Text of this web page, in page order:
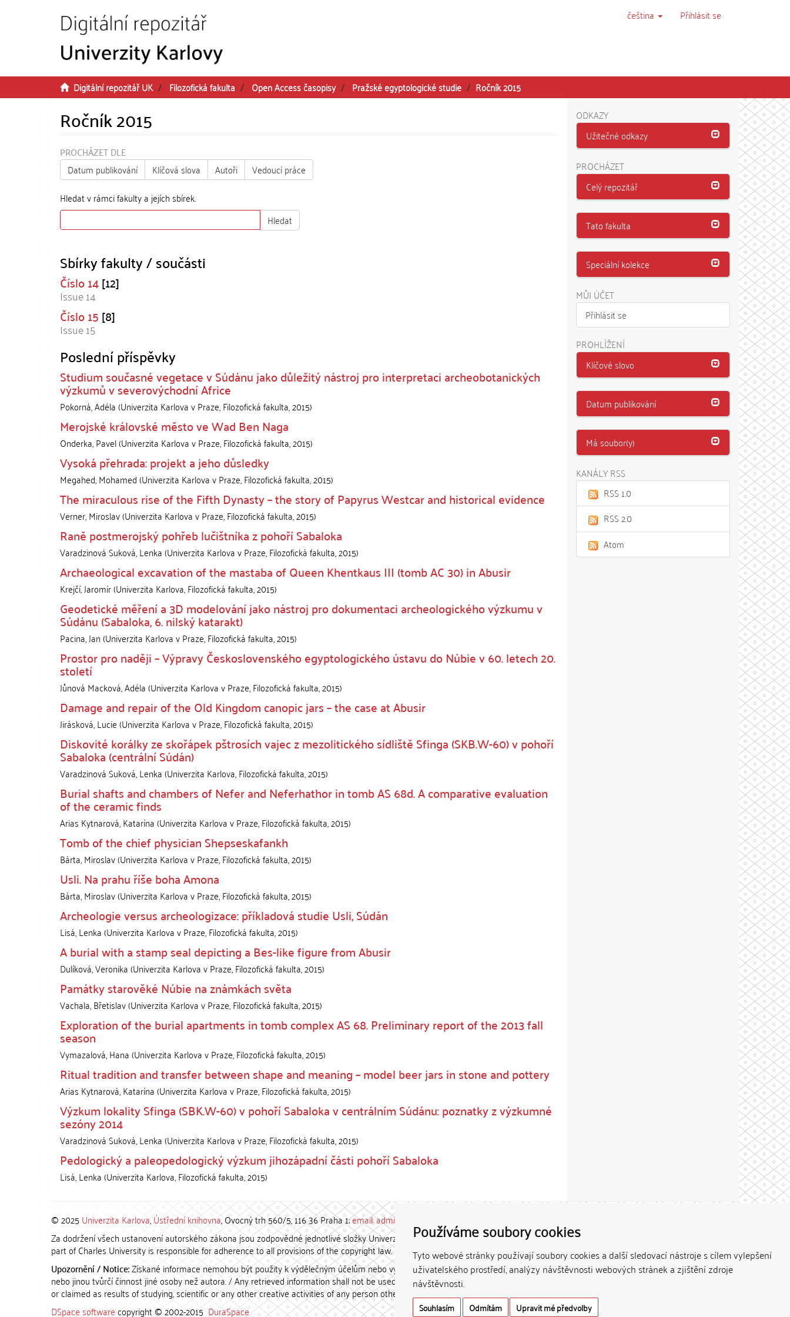
Používáme soubory cookies
Tyto webové stránky používají soubory cookies a další sledovací nástroje s cílem vylepšení
uživatelského prostředí, analýzy návštěvnosti webových stránek a zjištění zdroje
návštěvnosti.
Souhlasím Odmítám Upravit mé předvolby
čeština Přihlásit se
Digitální repozitář UK Filozofická fakulta Open Access časopisy Pražské egyptologické studie Ročník 2015
Ročník 2015
PROCHÁZET DLE
Datum publikování
Klíčová slova Autoři
Vedoucí práce
Hledat v rámci fakulty a jejích sbírek.
Hledat
Sbírky fakulty / součásti
Číslo 14[12]
Issue 14
Číslo 15[8]
Issue 15
Poslední příspěvky
Studium současné vegetace v Súdánu jako důležitý nástroj pro interpretaci archeobotanických
výzkumů v severovýchodní Africe
Pokorná, Adéla(Univerzita Karlova v Praze, Filozofická fakulta,2015)
Merojské královské město ve Wad Ben Naga
Onderka, Pavel(Univerzita Karlova v Praze, Filozofická fakulta,2015)
Vysoká přehrada: projekt a jeho důsledky
Megahed, Mohamed(Univerzita Karlova v Praze, Filozofická fakulta,2015)
The miraculous rise of the Fifth Dynasty – the story of Papyrus Westcar and historical evidence
Verner, Miroslav(Univerzita Karlova v Praze, Filozofická fakulta,2015)
Raně postmerojský pohřeb lučištníka z pohoří Sabaloka
Varadzinová Suková, Lenka(Univerzita Karlova v Praze, Filozofická fakulta,2015)
Archaeological excavation of the mastaba of Queen Khentkaus III (tomb AC 30) in Abusir
Krejčí, Jaromír(Univerzita Karlova, Filozofická fakulta,2015)
Geodetické měření a 3D modelování jako nástroj pro dokumentaci archeologického výzkumu v
Súdánu (Sabaloka, 6. nilský katarakt)
Pacina, Jan(Univerzita Karlova v Praze, Filozofická fakulta,2015)
Prostor pro naději – Výpravy Československého egyptologického ústavu do Núbie v 60. letech 20.
století
Jůnová Macková, Adéla(Univerzita Karlova v Praze, Filozofická fakulta,2015)
Damage and repair of the Old Kingdom canopic jars – the case at Abusir
Jirásková, Lucie(Univerzita Karlova v Praze, Filozofická fakulta,2015)
Diskovité korálky ze skořápek pštrosích vajec z mezolitického sídliště Sfinga (SKB.W-60) v pohoří
Sabaloka (centrální Súdán)
Varadzinová Suková, Lenka(Univerzita Karlova, Filozofická fakulta,2015)
Burial shafts and chambers of Nefer and Neferhathor in tomb AS 68d. A comparative evaluation
of the ceramic finds
Arias Kytnarová, Katarína(Univerzita Karlova v Praze, Filozofická fakulta,2015)
Tomb of the chief physician Shepseskafankh
Bárta, Miroslav(Univerzita Karlova v Praze, Filozofická fakulta,2015)
Usli. Na prahu říše boha Amona
Bárta, Miroslav(Univerzita Karlova v Praze, Filozofická fakulta,2015)
Archeologie versus archeologizace: příkladová studie Usli, Súdán
Lisá, Lenka(Univerzita Karlova v Praze, Filozofická fakulta,2015)
A burial with a stamp seal depicting a Bes-like figure from Abusir
Dulíková, Veronika(Univerzita Karlova v Praze, Filozofická fakulta,2015)
Památky starověké Núbie na známkách světa
Vachala, Břetislav(Univerzita Karlova v Praze, Filozofická fakulta,2015)
Exploration of the burial apartments in tomb complex AS 68. Preliminary report of the 2013 fall
season
Vymazalová, Hana(Univerzita Karlova v Praze, Filozofická fakulta,2015)
Ritual tradition and transfer between shape and meaning – model beer jars in stone and pottery
Arias Kytnarová, Katarína(Univerzita Karlova v Praze, Filozofická fakulta,2015)
Výzkum lokality Sfinga (SBK.W-60) v pohoří Sabaloka v centrálním Súdánu: poznatky z výzkumné
sezóny 2014
Varadzinová Suková, Lenka(Univerzita Karlova v Praze, Filozofická fakulta,2015)
Pedologický a paleopedologický výzkum jihozápadní části pohoří Sabaloka
Lisá, Lenka(Univerzita Karlova, Filozofická fakulta,2015)
ODKAZY
Užitečné odkazy
PROCHÁZET
Celý repozitář
Tato fakulta
Speciální kolekce
MŮJ ÚČET
Přihlásit se
PROHLÍŽENÍ
Klíčové slovo
Datum publikování
Má soubor(y)
KANÁLY RSS
RSS 1.0
RSS 2.0
Atom
© 2025 Univerzita Karlova,Ústřední knihovna, Ovocný trh 560/5, 116 36 Praha 1;email: admin-repozitar [at] cuni.cz
Za dodržení všech ustanovení autorského zákona jsou zodpovědné jednotlivé složky Univerzity Karlovy. / Each constituent
part of Charles University is responsible for adherence to all provisions of the copyright law.
Upozornění / Notice:Získané informace nemohou být použity k výdělečným účelům nebo vydávány za studijní, vědeckou
nebo jinou tvůrčí činnost jiné osoby než autora. / Any retrieved information shall not be used for any commercial purposes
or claimed as results of studying, scientific or any other creative activities of any person other than the author.
DSpace softwarecopyright © 2002-2015 DuraSpace